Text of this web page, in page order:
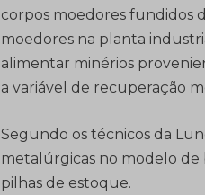
corpos moedores fundidos
moedores na planta
alimentar minérios
a variável de recuperação
Segundo os técnicos da
metalúrgicas no modelo
pilhas de estoque.